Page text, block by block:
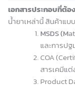
เอกสารประกอบที่ต้
น้ำยาเหล่านี้ สินค้าแบ
MSDS (M
และการป
COA
สารเคมีแ
Product